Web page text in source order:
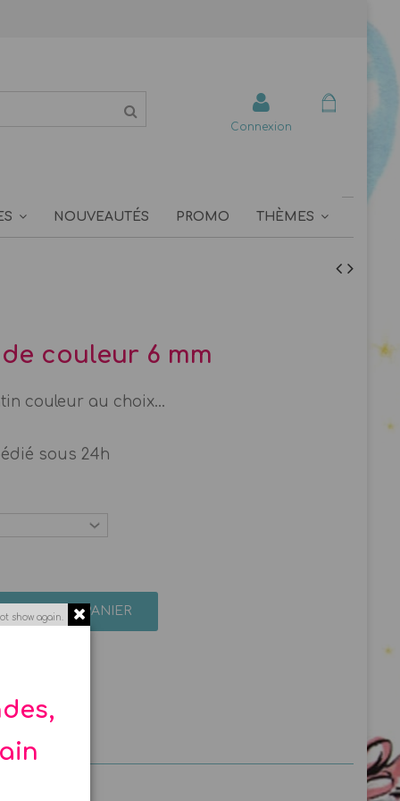
show again.
Connexion
NOUVEAUTÉS PROMO THÈMES
couleur 6 mm
couleur au choix...
sous 24h
AU PANIER
ou noir